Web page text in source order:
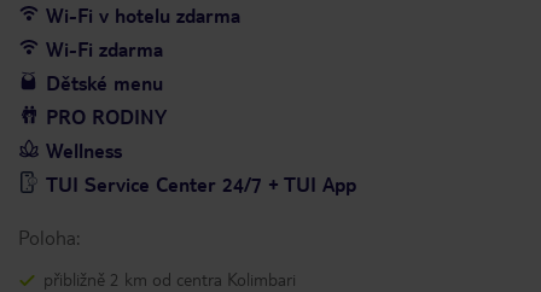
Wi-Fi v hotelu zdarma
Wi-Fi zdarma
Dětské menu
PRO RODINY
Wellness
TUI Service Center 24/7 + TUI App
Poloha:
přibližně 2 km od centra Kolimbari